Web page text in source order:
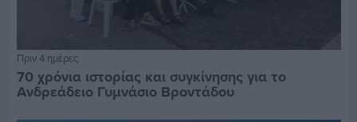
Πριν 4 ημέρες
70 χρόνια ιστορίας και συγκίνησης για το
Ανδρεάδειο Γυμνάσιο Βροντάδου